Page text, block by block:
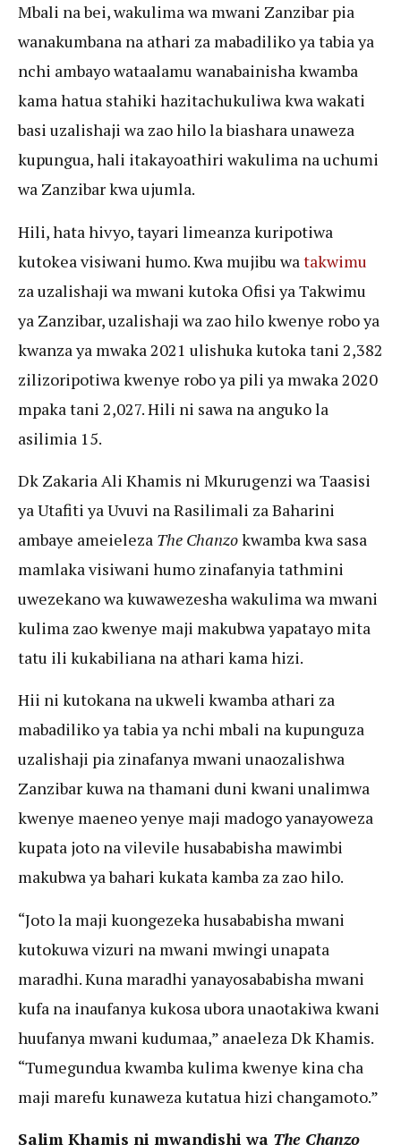
Mbali na bei, wakulima wa mwani Zanzibar pia
wanakumbana na athari za mabadiliko ya tabia ya
nchi ambayo wataalamu wanabainisha kwamba
kama hatua stahiki hazitachukuliwa kwa wakati
basi uzalishaji wa zao hilo la biashara unaweza
kupungua, hali itakayoathiri wakulima na uchumi
wa Zanzibar kwa ujumla.
Hili, hata hivyo, tayari limeanza kuripotiwa
kutokea visiwani humo. Kwa mujibu wa takwimu
za uzalishaji wa mwani kutoka Ofisi ya Takwimu
ya Zanzibar, uzalishaji wa zao hilo kwenye robo ya
kwanza ya mwaka 2021 ulishuka kutoka tani 2,382
zilizoripotiwa kwenye robo ya pili ya mwaka 2020
mpaka tani 2,027. Hili ni sawa na anguko la
asilimia 15.
Dk Zakaria Ali Khamis ni Mkurugenzi wa Taasisi
ya Utafiti ya Uvuvi na Rasilimali za Baharini
ambaye ameieleza The Chanzokwamba kwa sasa
mamlaka visiwani humo zinafanyia tathmini
uwezekano wa kuwawezesha wakulima wa mwani
kulima zao kwenye maji makubwa yapatayo mita
tatu ili kukabiliana na athari kama hizi.
Hii ni kutokana na ukweli kwamba athari za
mabadiliko ya tabia ya nchi mbali na kupunguza
uzalishaji pia zinafanya mwani unaozalishwa
Zanzibar kuwa na thamani duni kwani unalimwa
kwenye maeneo yenye maji madogo yanayoweza
kupata joto na vilevile husababisha mawimbi
makubwa ya bahari kukata kamba za zao hilo.
“Joto la maji kuongezeka husababisha mwani
kutokuwa vizuri na mwani mwingi unapata
maradhi. Kuna maradhi yanayosababisha mwani
kufa na inaufanya kukosa ubora unaotakiwa kwani
huufanya mwani kudumaa,” anaeleza Dk Khamis.
“Tumegundua kwamba kulima kwenye kina cha
maji marefu kunaweza kutatua hizi changamoto.”
Salim Khamis ni mwandishi wa The Chanzo